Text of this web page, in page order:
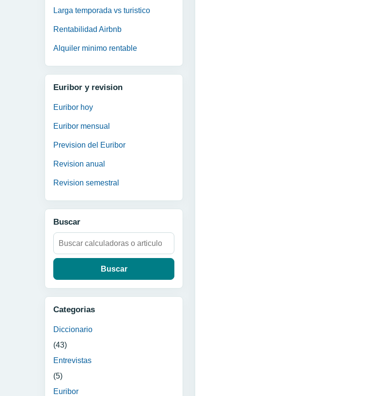
Larga temporada vs turistico
Rentabilidad Airbnb
Alquiler minimo rentable
Euribor y revision
Euribor hoy
Euribor mensual
Prevision del Euribor
Revision anual
Revision semestral
Buscar
Buscar:
Categorias
Diccionario
(43)
Entrevistas
(5)
Euribor